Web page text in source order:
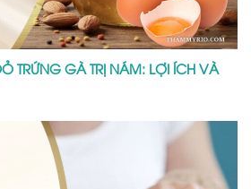
TRỨNG GÀ TRỊ NÁM: LỢI ÍCH VÀ